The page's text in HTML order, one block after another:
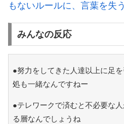
もないルールに、言葉を失う
みんなの反応
●努力をしてきた人達以上に足
処も一緒なんですねー
●テレワークで済むと不必要な
る層なんでしょうね